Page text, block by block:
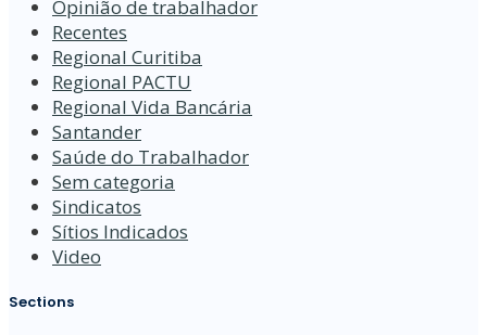
Opinião de trabalhador
Recentes
Regional Curitiba
Regional PACTU
Regional Vida Bancária
Santander
Saúde do Trabalhador
Sem categoria
Sindicatos
Sítios Indicados
Video
Sections